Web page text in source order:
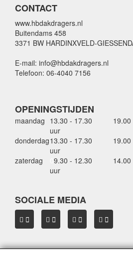
CONTACT
www.hbdakdragers.nl
Buitendams 458
3371 BW HARDINXVELD-
E-mail: info@hbdakdragers.nl
Telefoon: 06-4040 7156
OPENINGSTIJDEN
maandag 13.30 - 17.30
uur
donderdag13.30 - 17.30
uur
zaterdag
9.30 - 12.30
uur
SOCIALE MEDIA